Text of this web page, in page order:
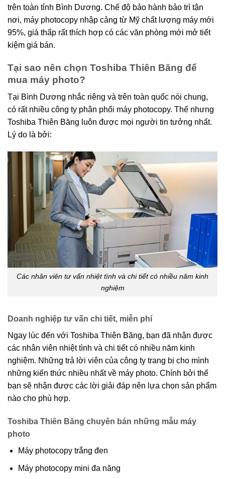
trên toàn tỉnh Bình Dương. Chế độ bảo hành bảo trì tận
nơi, máy photocopy nhập cảng từ Mỹ chất lượng máy mới
95%, giá thấp rất thích hợp có các văn phòng mới mở tiết
kiệm giá bán.
Tại sao nên chọn Toshiba Thiên Băng để
mua máy photo?
Tại Bình Dương nhắc riêng và trên toàn quốc nói chung,
có rất nhiều công ty phân phối máy photocopy. Thế nhưng
Toshiba Thiên Băng luôn được mọi người tin tưởng nhất.
Lý do là bởi:
Các nhân viên tư vấn nhiệt tình và chi tiết có nhiều năm kinh
nghiệm
Doanh nghiệp tư vấn chi tiết, miễn phí
Ngay lúc đến với Toshiba Thiên Băng, bạn đã nhận được
các nhân viên nhiệt tình và chi tiết có nhiều năm kinh
nghiệm. Những trả lời viên của công ty trang bị cho mình
những kiến thức nhiều nhất về máy photo. Chính bởi thế
bạn sẽ nhận được các lời giải đáp nên lựa chọn sản phẩm
nào cho phù hợp.
Toshiba Thiên Băng chuyên bán những mẫu máy
photo
Máy photocopy trắng đen
Máy photocopy mini đa năng